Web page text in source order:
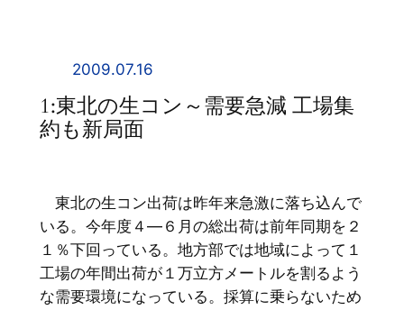
2009.07.16
1:東北の生コン～需要急減 工場集
約も新局面
東北の生コン出荷は昨年来急激に落ち込んで
いる。今年度４―６月の総出荷は前年同期を２
１％下回っている。地方部では地域によって１
工場の年間出荷が１万立方メートルを割るよう
な需要環境になっている。採算に乗らないため